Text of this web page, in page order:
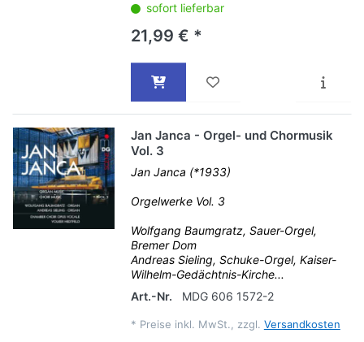
sofort lieferbar
21,99 € *
Jan Janca - Orgel- und Chormusik
Vol. 3
Jan Janca (*1933)
Orgelwerke Vol. 3
Wolfgang Baumgratz, Sauer-Orgel,
Bremer Dom
Andreas Sieling, Schuke-Orgel, Kaiser-
Wilhelm-Gedächtnis-Kirche...
Art.-Nr.
MDG 606 1572-2
* Preise inkl. MwSt., zzgl. Versandkosten